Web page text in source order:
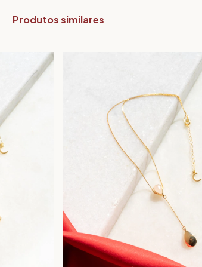
Produtos similares